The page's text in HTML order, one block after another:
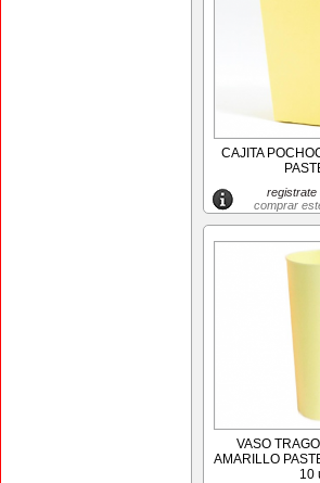
CAJITA
registrate
comprar
VASO
AMARILLO
10